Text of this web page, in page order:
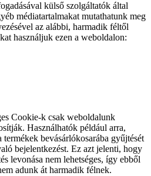
külső szolgáltatók által
médiatartalmakat mutathatunk meg
az alábbi, harmadik féltől
használjuk ezen a weboldalon:
Cookie-k csak weboldalunk
Használhatók például arra,
bevásárlókosarába gyűjtését
bejelentkezést. Ez azt jelenti, hogy
levonása nem lehetséges, így ebből
adunk át harmadik félnek.